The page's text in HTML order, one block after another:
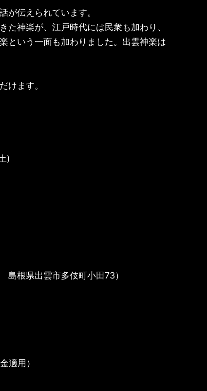
が伝えられています。
神楽が、江戸時代には民衆も加わり、
という一面も加わりました。出雲神楽は
けます。
)
根県出雲市多伎町小田73）
適用）